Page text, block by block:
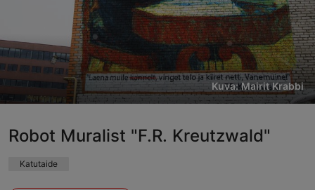
Kuva: Mairit Krabbi
Robot Muralist "F.R. Kreutzwald"
Katutaide